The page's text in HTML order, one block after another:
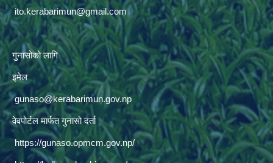
ito.kerabarimun@gmail.com
गुनासोको लागि
इमेल
gunaso@kerabarimun.gov.np
वेवपोर्टल मार्फत गुनासो दर्ता
https://gunaso.opmcm.gov.np/